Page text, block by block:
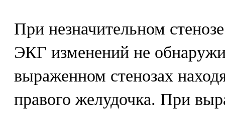
При незначительном
ЭКГ изменений не
выраженном стенозах
правого желудочка. При